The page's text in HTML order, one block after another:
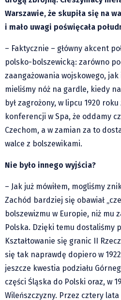
Warszawie, że skupiła się na
i mało uwagi poświęcała
– Faktycznie – główny akcent
polsko-bolszewicką: zarówno
zaangażowania wojskowego,
mieliśmy nóż na gardle, kiedy
był zagrożony, w lipcu 1920
konferencji w Spa, że oddamy
Czechom, a w zamian za to
walce z bolszewikami.
Nie było innego wyjścia?
– Jak już mówiłem, mogliśmy
Zachód bardziej się obawiał
bolszewizmu w Europie, niż mu
Polska. Dzięki temu dostaliśmy
Kształtowanie się granic II
się tak naprawdę dopiero w
jeszcze kwestia podziału
części Śląska do Polski oraz, w
Wileńszczyzny. Przez cztery lata